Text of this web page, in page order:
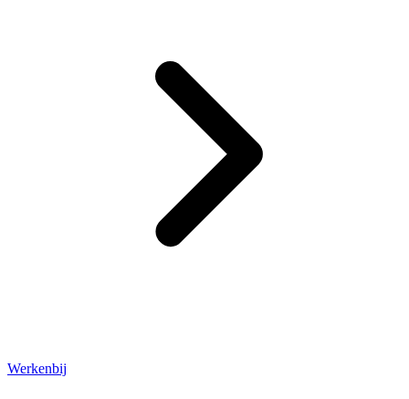
Werkenbij